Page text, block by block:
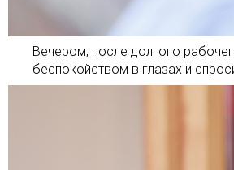
Вечером, после долгого
беспокойством в глазах и